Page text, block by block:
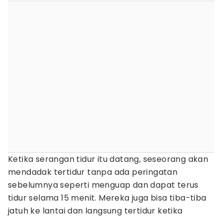
Ketika serangan tidur itu datang, seseorang akan
mendadak tertidur tanpa ada peringatan
sebelumnya seperti menguap dan dapat terus
tidur selama 15 menit. Mereka juga bisa tiba-tiba
jatuh ke lantai dan langsung tertidur ketika